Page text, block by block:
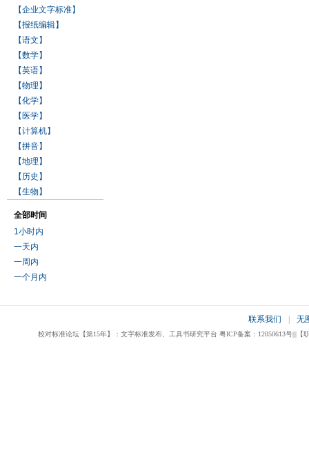
【企业文字标准】
【报纸编辑】
【语文】
【数学】
【英语】
【物理】
【化学】
【医学】
【计算机】
【拼音】
【地理】
【历史】
【生物】
全部时间
1小时内
一天内
一周内
一个月内
联系我们 无
校对标准论坛【第15年】：文字标准发布、工具书研究平台 粤ICP备案：12050613号|||【